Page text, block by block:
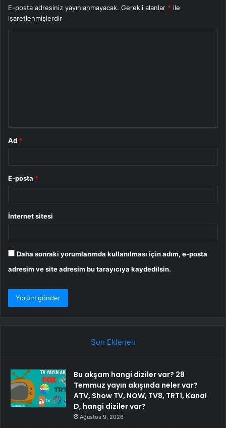
E-posta adresiniz yayınlanmayacak. Gerekli alanlar * ile
işaretlenmişlerdir
Ad *
E-posta *
İnternet sitesi
Daha sonraki yorumlarımda kullanılması için adım, e-posta
adresim ve site adresim bu tarayıcıya kaydedilsin.
Son Eklenen
Bu akşam hangi diziler var? 28
Temmuz yayın akışında neler var?
ATV, Show TV, NOW, TV8, TRT1, Kanal
D, hangi diziler var?
Ağustos 9, 2026